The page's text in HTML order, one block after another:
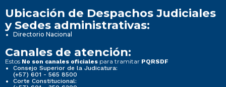
Ubicación de Despachos Judiciales
y Sedes administrativas:
Directorio Nacional
Canales de atención:
Estos No son canales oficiales para tramitar PQRSDF
Consejo Superior de la Judicatura:
(+57) 601 - 565 8500
Corte Constitucional: